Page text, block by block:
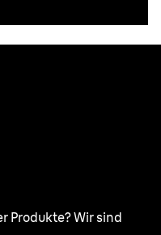
Produkte? Wir sind